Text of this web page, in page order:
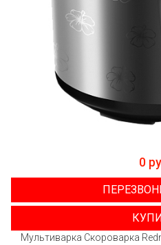
0
Мультиварка Скороварка